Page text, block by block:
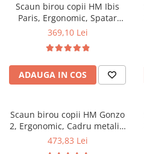
Scaun birou copii HM Ibis
Paris, Ergonomic, Spatar
curbat, Cadru Cromat, Stofa,
Multicolor
369,10 Lei
ADAUGA IN COS
Scaun birou copii HM Gonzo
2, Ergonomic, Cadru metalic,
Tapitat cu piele ecologica,
473,83 Lei